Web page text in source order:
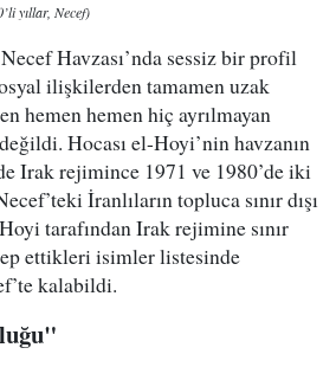
yıllar, Necef)
Havzası’nda sessiz bir profil
ilişkilerden tamamen uzak
hemen hemen hiç ayrılmayan
Hocası el-Hoyi’nin havzanın
Irak rejimince 1971 ve 1980’de iki
İranlıların topluca sınır dışı
tarafından Irak rejimine sınır
ettikleri isimler listesinde
kalabildi.